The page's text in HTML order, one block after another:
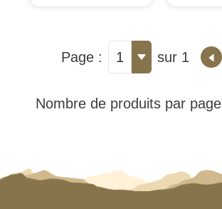
Page : 1 sur 1
Nombre de produits par page